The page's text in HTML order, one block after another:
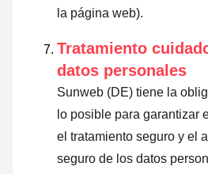
la página web).
Tratamiento
datos personales
Sunweb (DE) tiene la
lo posible para garantizar
el tratamiento seguro y el
seguro de los datos